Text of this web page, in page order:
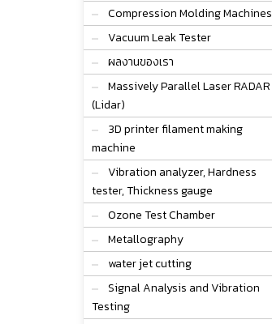
Compression Molding Machines
Vacuum Leak Tester
ผลงานของเรา
Massively Parallel Laser RADAR
(Lidar)
3D printer filament making
machine
Vibration analyzer, Hardness
tester, Thickness gauge
Ozone Test Chamber
Metallography
water jet cutting
Signal Analysis and Vibration
Testing